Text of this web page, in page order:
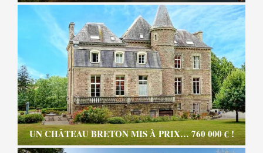
UN CHÂTEAU BRETON MIS À PRIX… 760 000 € !